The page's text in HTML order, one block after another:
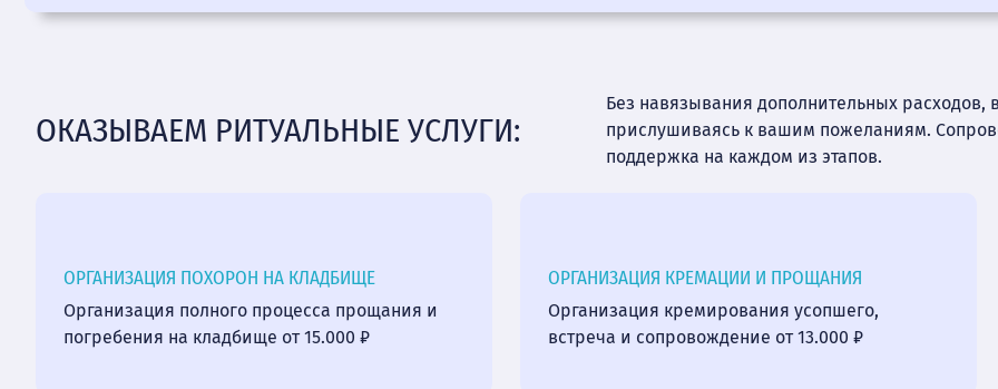
ОКАЗЫВАЕМ РИТУАЛЬНЫЕ УСЛУГИ:
Без навязывания дополнительных расходов,
прислушиваясь к вашим пожеланиям.
поддержка на каждом из этапов.
ОРГАНИЗАЦИЯ ПОХОРОН НА КЛАДБИЩЕ
Организация полного процесса прощания и
погребения на кладбище от 15.000 ₽
ОРГАНИЗАЦИЯ КРЕМАЦИИ И ПРОЩАНИЯ
Организация кремирования усопшего,
встреча и сопровождение от 13.000 ₽